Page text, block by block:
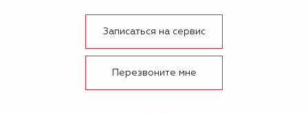
Записаться на сервис
Перезвоните мне